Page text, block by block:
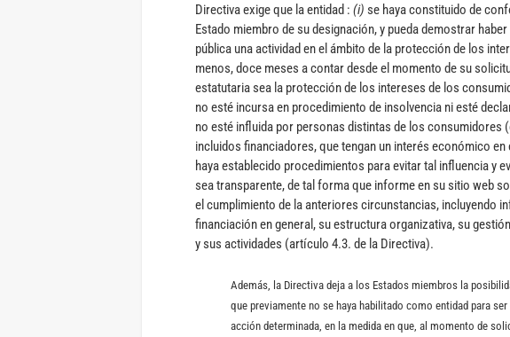
Directiva exige que la entidad : (i) se haya constituido de
Estado miembro de su designación, y pueda demostrar
pública una actividad en el ámbito de la protección de los
menos, doce meses a contar desde el momento de su
estatutaria sea la protección de los intereses de los
no esté incursa en procedimiento de insolvencia ni esté
no esté influida por personas distintas de los consumidores
incluidos financiadores, que tengan un interés económico
haya establecido procedimientos para evitar tal influencia y
sea transparente, de tal forma que informe en su sitio web
el cumplimiento de la anteriores circunstancias, incluyendo
financiación en general, su estructura organizativa, su
y sus actividades (artículo 4.3. de la Directiva).
Además, la Directiva deja a los Estados miembros la
que previamente no se haya habilitado como entidad para ser
acción determinada, en la medida en que, al momento de